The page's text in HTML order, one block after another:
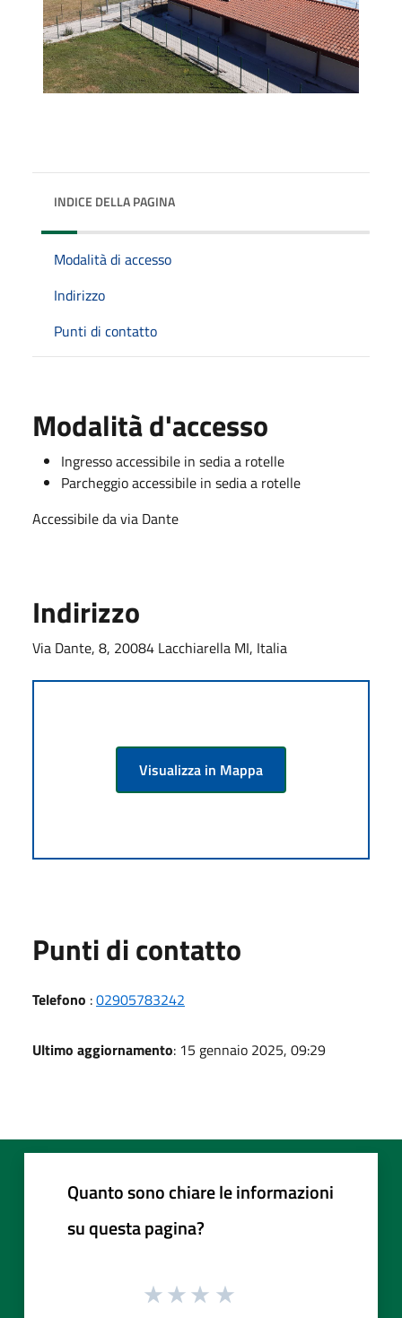
INDICE DELLA PAGINA
Modalità di accesso
Indirizzo
Punti di contatto
Modalità d'accesso
Ingresso accessibile in sedia a rotelle
Parcheggio accessibile in sedia a rotelle
Accessibile da via Dante
Indirizzo
Via Dante, 8, 20084 Lacchiarella MI, Italia
Visualizza in Mappa
Punti di contatto
Telefono :02905783242
Ultimo aggiornamento: 15 gennaio 2025, 09:29
Quanto sono chiare le informazioni
su questa pagina?